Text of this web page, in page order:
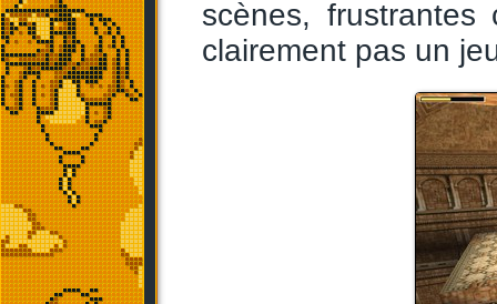
scènes,
clairement pas un